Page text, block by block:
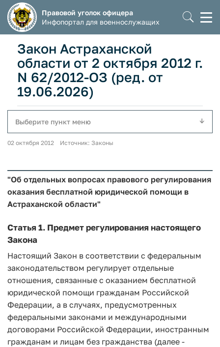
Правовой уголок офицера
Инфопортал для военнослужащих
Закон Астраханской
области от 2 октября 2012 г.
N 62/2012-ОЗ (ред. от
19.06.2026)
Выберите пункт меню
02 октября 2012 Источник: Законы
"Об отдельных вопросах правового регулирования
оказания бесплатной юридической помощи в
Астраханской области"
Статья 1. Предмет регулирования настоящего
Закона
Настоящий Закон в соответствии с федеральным
законодательством регулирует отдельные
отношения, связанные с оказанием бесплатной
юридической помощи гражданам Российской
Федерации, а в случаях, предусмотренных
федеральными законами и международными
договорами Российской Федерации, иностранным
гражданам и лицам без гражданства (далее -